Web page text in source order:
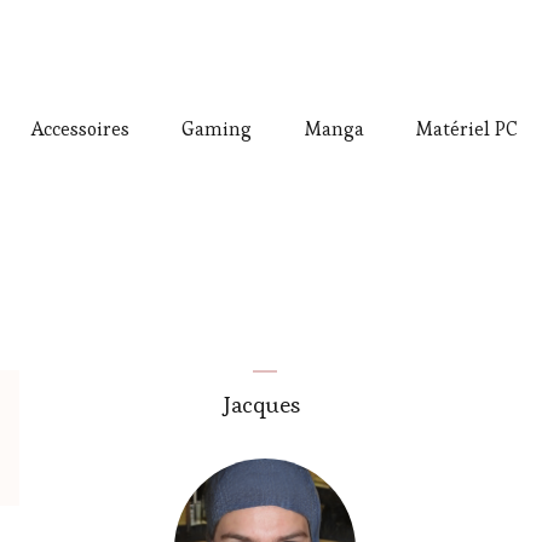
Accessoires Gaming Manga Matériel PC
Jacques